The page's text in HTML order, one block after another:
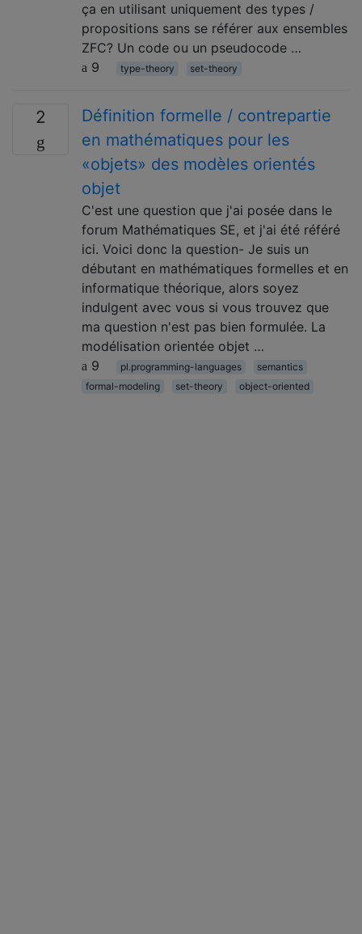
ça en utilisant uniquement des types /
propositions sans se référer aux ensembles
ZFC? Un code ou un pseudocode …
9
type-theory set-theory
2
Définition formelle / contrepartie
en mathématiques pour les
«objets» des modèles orientés
objet
C'est une question que j'ai posée dans le
forum Mathématiques SE, et j'ai été référé
ici. Voici donc la question- Je suis un
débutant en mathématiques formelles et en
informatique théorique, alors soyez
indulgent avec vous si vous trouvez que
ma question n'est pas bien formulée. La
modélisation orientée objet …
9
pl.programming-languages
semantics
formal-modeling
set-theory object-oriented